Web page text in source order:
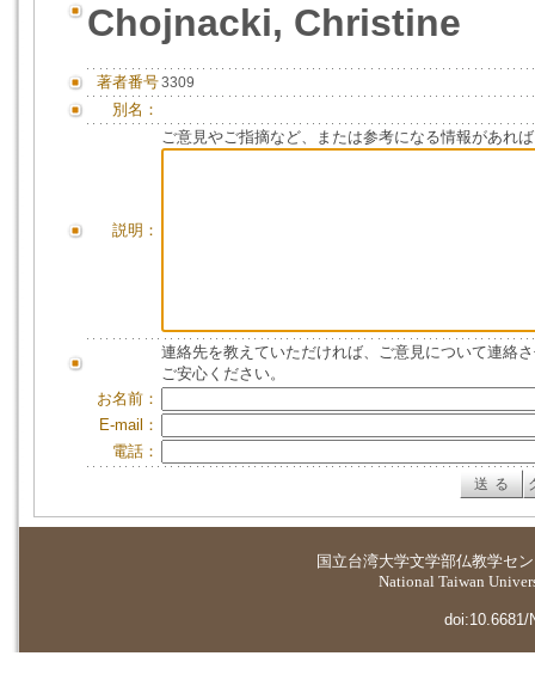
Chojnacki, Christine
著者番号3309
別名：
説明：
ご意見やご指摘など、または参考になる情報があれ
連絡先を教えていただければ、ご意見について連絡
ご安心ください。
お名前：
E-mail：
電話：
国立台湾大学文学部仏教学セ
National Taiwan
doi:10.6681/